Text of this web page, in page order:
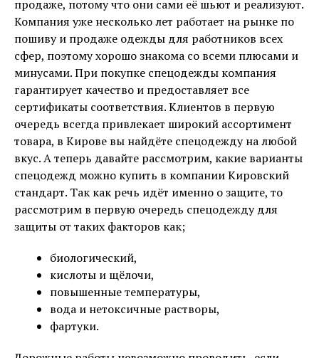
продаже, потому что они сами её шьют и реализуют.
Компания уже несколько лет работает на рынке по
пошиву и продаже одежды для работников всех
сфер, поэтому хорошо знакома со всеми плюсами и
минусами. При покупке спецодежды компания
гарантирует качество и предоставляет все
сертификаты соответствия. Клиентов в первую
очередь всегда привлекает широкий ассортимент
товара, в Кирове вы найдёте спецодежду на любой
вкус. А теперь давайте рассмотрим, какие варианты
спецодежд можно купить в компании Кировский
стандарт. Так как речь идёт именно о защите, то
рассмотрим в первую очередь спецодежду для
защиты от таких факторов как;
биологический,
кислоты и щёлочи,
повышенные температуры,
вода и нетоксичные растворы,
фартуки.